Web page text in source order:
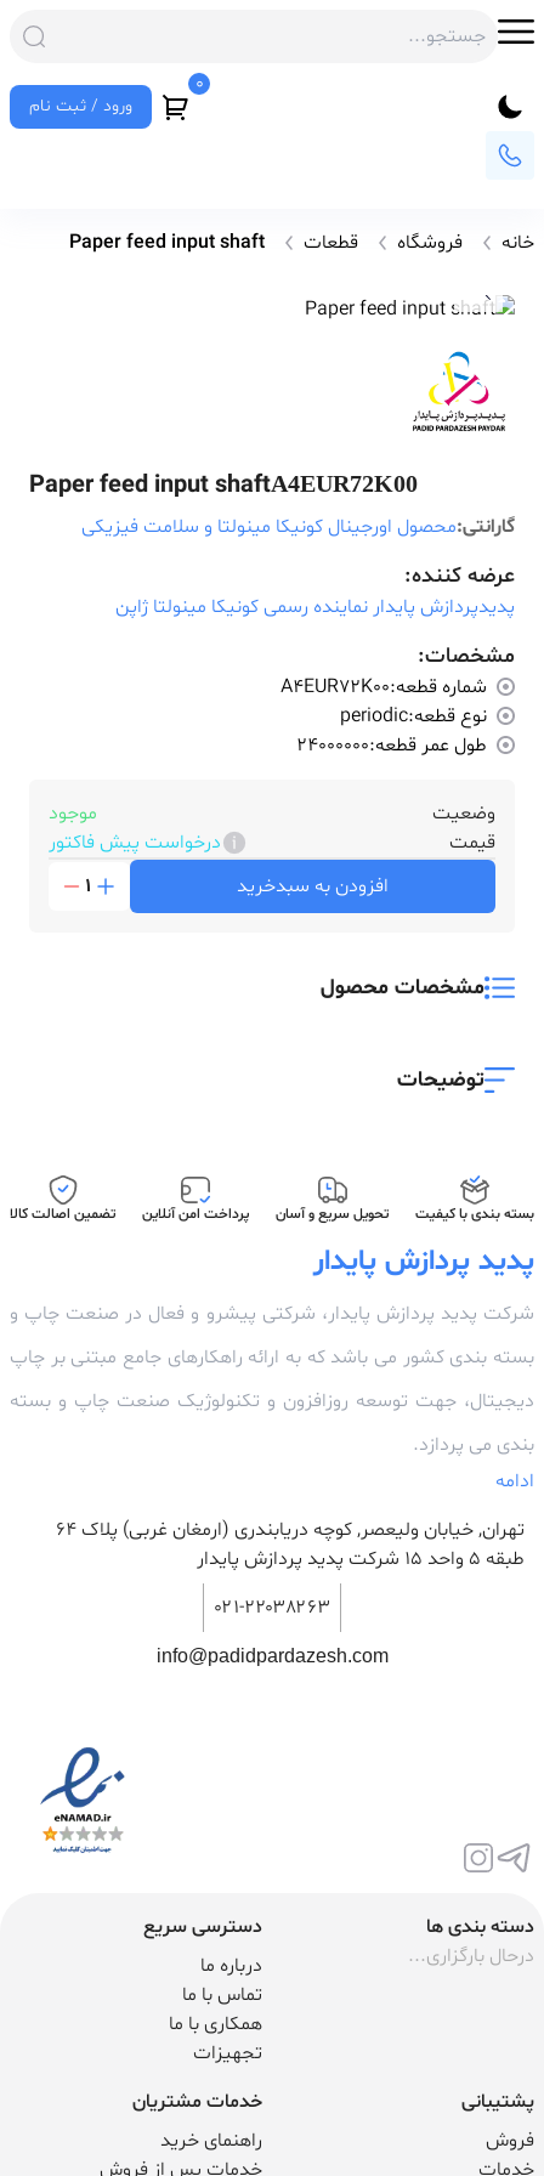
0
ورود / ثبت نام
خانه فروشگاه قطعات Paper feed input shaft
Paper feed input shaftA4EUR72K00
گارانتی:محصول اورجینال کونیکا مینولتا و سلامت فیزیکی
عرضه کننده:
پدیدپردازش پایدار نماینده رسمی کونیکا مینولتا ژاپن
مشخصات:
شماره قطعه:A4EUR72K00
نوع قطعه:periodic
طول عمر قطعه:24000000
وضعیت
موجود
قیمت
درخواست پیش فاکتور
افزودن به سبدخرید
1
مشخصات محصول
توضیحات
بسته بندی با کیفیت تحویل سریع و آسان پرداخت امن آنلاین تضمین اصالت کالا
پدید پردازش پایدار
شرکت پدید پردازش پایدار، شرکتی پیشرو و فعال در صنعت چاپ و
بسته بندی کشور می باشد که به ارائه راهکارهای جامع مبتنی بر چاپ
دیجیتال، جهت توسعه روزافزون و تکنولوژیک صنعت چاپ و بسته
بندی می پردازد.
ادامه
تهران, خیابان ولیعصر, کوچه دریابندری (ارمغان غربی) پلاک 64
طبقه ۵ واحد ۱۵ شرکت پدید پردازش پایدار
۰۲۱-۲۲۰۳۸۲۶۳
info@padidpardazesh.com
دسته بندی ها
درحال بارگزاری...
دسترسی سریع
درباره ما
تماس با ما
همکاری با ما
تجهیزات
پشتیبانی
فروش
خدمات
خدمات مشتریان
راهنمای خرید
خدمات پس از فروش